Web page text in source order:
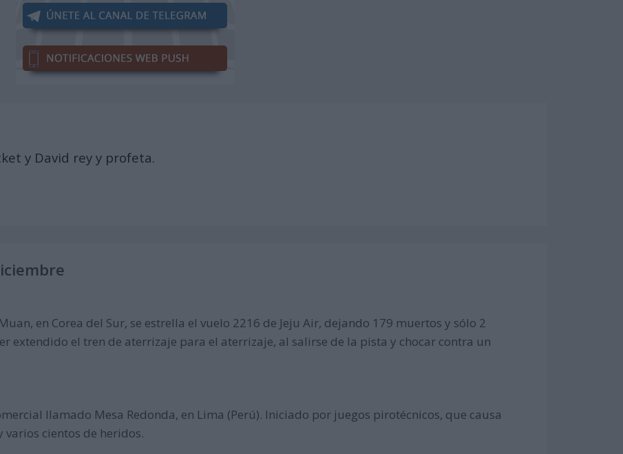
y David rey y profeta.
en Corea del Sur, se estrella el vuelo 2216 de Jeju Air, dejando 179 muertos y sólo 2
extendido el tren de aterrizaje para el aterrizaje, al salirse de la pista y chocar contra un
llamado Mesa Redonda, en Lima (Perú). Iniciado por juegos pirotécnicos, que causa
varios cientos de heridos.